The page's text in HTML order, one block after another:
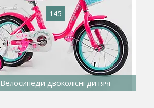
145
Велосипеди двоколісні дитячі